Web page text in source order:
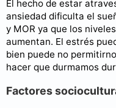
El hecho de estar
ansiedad dificulta el
y MOR ya que los
aumentan. El estrés
bien puede no
hacer que durmamos
Factores